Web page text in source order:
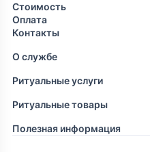
Стоимость
Оплата
Контакты
О службе
Ритуальные услуги
Ритуальные товары
Полезная информация